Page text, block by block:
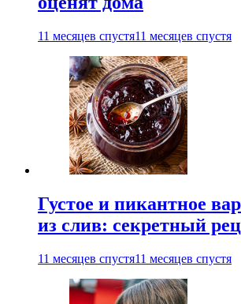
11 месяцев спустя11 месяцев спустя
Густое и пикантное
из слив: секретный
11 месяцев спустя11 месяцев спустя